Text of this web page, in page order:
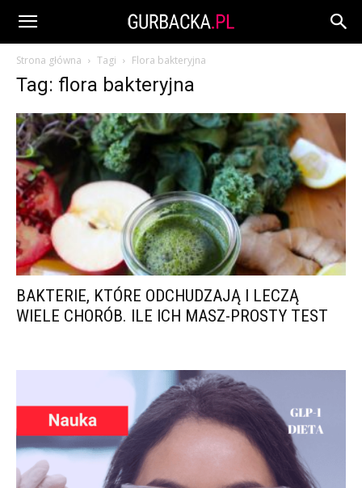
Strona główna Tagi Flora bakteryjna
Tag: flora bakteryjna
BAKTERIE, KTÓRE ODCHUDZAJĄ I LECZĄ
WIELE CHORÓB. ILE ICH MASZ-PROSTY TEST